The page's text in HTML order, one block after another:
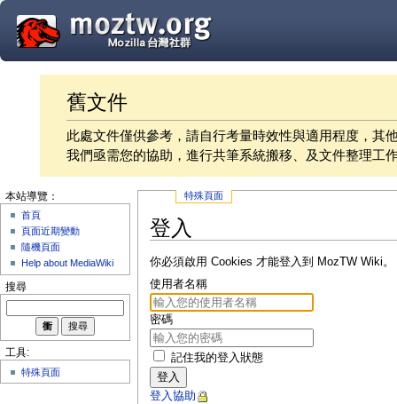
舊文件
此處文件僅供參考，請自行考量時效性與適用程度，其
我們亟需您的協助，進行共筆系統搬移、及文件整理工
特殊頁面
登入
你必須啟用 Cookies 才能登入到 MozTW Wiki。
使用者名稱
密碼
記住我的登入狀態
登入
登入協助
本站導覽：
首頁
頁面近期變動
隨機頁面
Help about MediaWiki
搜尋
工具:
特殊頁面